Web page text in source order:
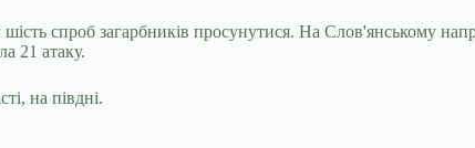
спроб загарбників просунутися. На Слов'янському
21 атаку.
на півдні.